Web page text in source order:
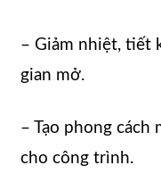
– Giảm nhiệt, tiết
gian mở.
– Tạo phong cách
cho công trình.